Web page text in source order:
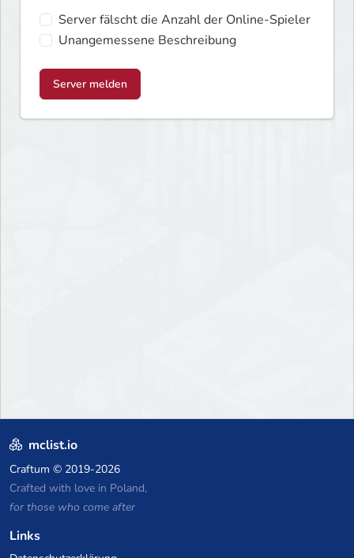
Server fälscht die Anzahl der Online-Spieler
Unangemessene Beschreibung
Server melden
mclist.io
Craftum © 2019-2026
Crafted with love in Poland,
for those who come after
Links